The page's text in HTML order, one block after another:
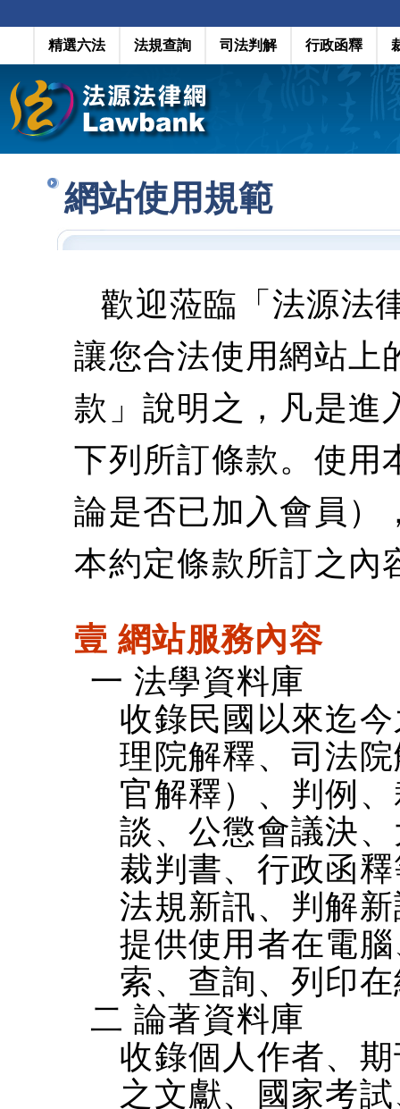
精選六法 法規查詢 司法判解 行政函釋
網站使用規範
歡迎蒞臨「法源法
讓您合法使用網站上
款」說明之，凡是進
下列所訂條款。使用
論是否已加入會員）
本約定條款所訂之內
壹 網站服務內容
一 法學資料庫
收錄民國以來迄
理院解釋、司法
官解釋）、判例
談、公懲會議決
裁判書、行政函
法規新訊、判解
提供使用者在電
索、查詢、列印
二 論著資料庫
收錄個人作者、
之文獻、國家考